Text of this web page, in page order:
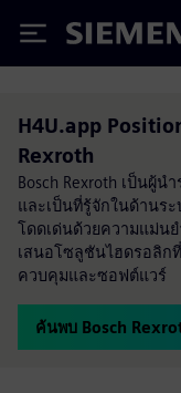
Siemens
H4U.app
Rexroth
Bosch Rexroth เป็นผู้
และเป็นที่รู้จักในด้านร
โดดเด่นด้วยความแม่น
เสนอโซลูชันไฮดรอลิก
ควบคุมและซอฟต์แวร์
ค้นพบ Bosch